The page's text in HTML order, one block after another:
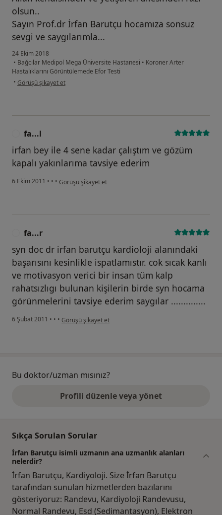
olsun..
Sayın Prof.dr İrfan Barutçu hocamıza sonsuz
sevgi ve saygılarımla...
24 Ekim 2018
• Bağcılar Medipol Mega Üniversite Hastanesi • Koroner Arter
Hastalıklarını Görüntülemede Efor Testi
• kullanıcının görüşüne göre o.....
Görüşü şikayet et
fa...l
irfan bey ile 4 sene kadar çalıştım ve gözüm
kapalı yakınlarıma tavsiye ederim
6 Ekim 2011 • • • kullanıcının görüşüne göre fa...l
Görüşü şikayet et
fa...r
syn doc dr irfan barutçu kardioloji alanındaki
başarısını kesinlikle ispatlamıstır. cok sıcak kanlı
ve motivasyon verici bir insan tüm kalp
rahatsızlıgı bulunan kişilerin birde syn hocama
görünmelerini tavsiye ederim saygılar ..............
6 Şubat 2011 • • • kullanıcının görüşüne göre fa...r
Görüşü şikayet et
Bu doktor/uzman mısınız?
Profili düzenle veya yönet
Sıkça Sorulan Sorular
İrfan Barutçu isimli uzmanın ana uzmanlık alanları
nelerdir?
İrfan Barutçu, Kardiyoloji. Size İrfan Barutçu
tarafından sunulan hizmetlerden bazılarını
gösteriyoruz: Randevu, Kardiyoloji Randevusu,
Normal Randevu, Esd (Sedimantasyon), Elektron